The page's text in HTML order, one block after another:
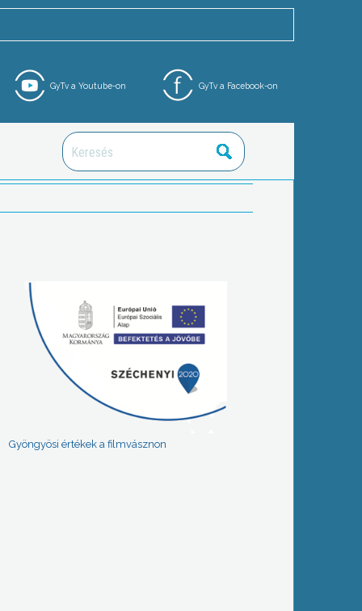
GyTv a Facebook-on
GyTv a Youtube-on
Gyöngyösi értékek a filmvásznon